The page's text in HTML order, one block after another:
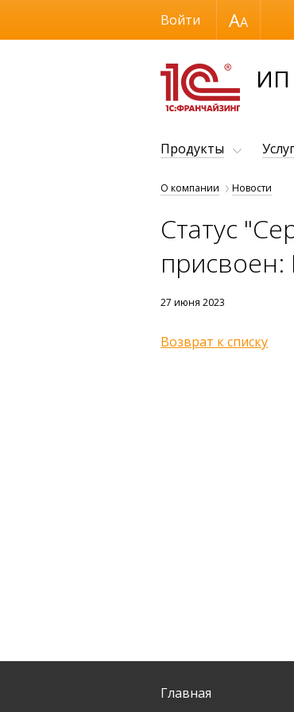
Размер шрифта
ИП
Войти
Продукты
О компании Новости
Статус
присвоен:
27 июня 2023
Возврат к списку
Главная